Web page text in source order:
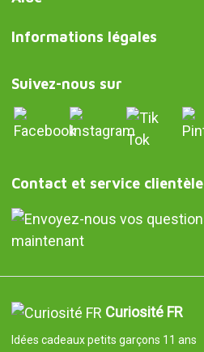
Informations légales
Suivez-nous sur
Contact et service clientèle
maintenant
Curiosité FR
Idées cadeaux petits garçons 11 ans